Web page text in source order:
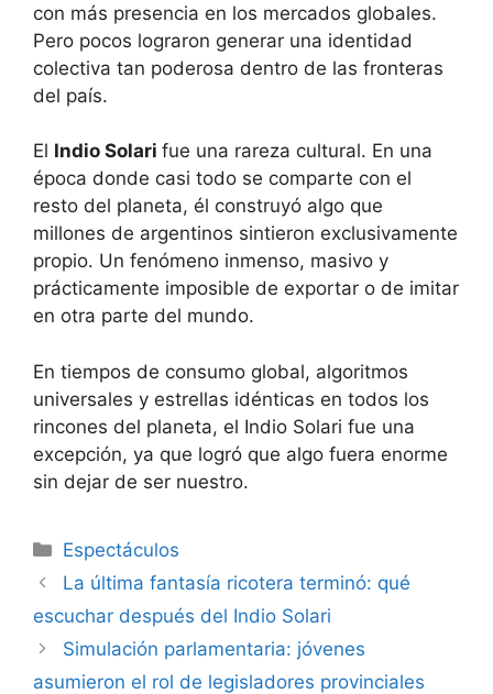
con más presencia en los mercados globales.
Pero pocos lograron generar una identidad
colectiva tan poderosa dentro de las fronteras
del país.
El Indio Solari fue una rareza cultural. En una
época donde casi todo se comparte con el
resto del planeta, él construyó algo que
millones de argentinos sintieron exclusivamente
propio. Un fenómeno inmenso, masivo y
prácticamente imposible de exportar o de imitar
en otra parte del mundo.
En tiempos de consumo global, algoritmos
universales y estrellas idénticas en todos los
rincones del planeta, el Indio Solari fue una
excepción, ya que logró que algo fuera enorme
sin dejar de ser nuestro.
Espectáculos
La última fantasía ricotera terminó: qué
escuchar después del Indio Solari
Simulación parlamentaria: jóvenes
asumieron el rol de legisladores provinciales